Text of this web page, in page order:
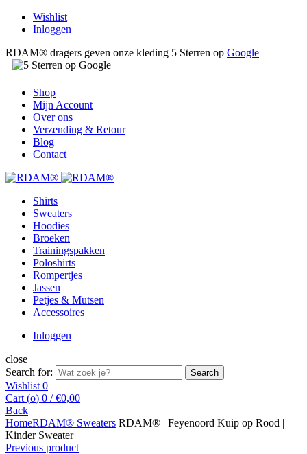
Wishlist
Inloggen
RDAM® dragers geven onze kleding 5 Sterren op Google
Shop
Mijn Account
Over ons
Verzending & Retour
Blog
Contact
Shirts
Sweaters
Hoodies
Broeken
Trainingspakken
Poloshirts
Rompertjes
Jassen
Petjes & Mutsen
Accessoires
Inloggen
close
Search for:
Search
Wishlist 0
Cart (o) 0 / €0,00
Back
HomeRDAM® Sweaters RDAM® | Feyenoord Kuip op Rood |
Kinder Sweater
Previous product